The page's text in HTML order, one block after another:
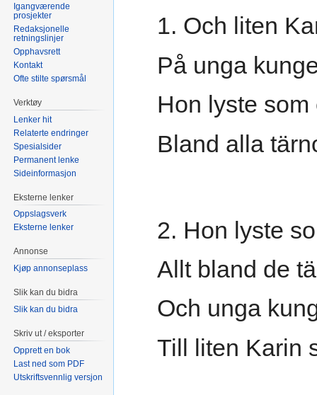
1. Och liten
På unga
Hon lyste som
Bland alla
2. Hon lyste
Allt bland de
Och unga
Till liten Karin
Igangværende
prosjekter
Redaksjonelle
retningslinjer
Opphavsrett
Kontakt
Ofte stilte spørsmål
Verktøy
Lenker hit
Relaterte endringer
Spesialsider
Permanent lenke
Sideinformasjon
Eksterne lenker
Oppslagsverk
Eksterne lenker
Annonse
Kjøp annonseplass
Slik kan du bidra
Slik kan du bidra
Skriv ut / eksporter
Opprett en bok
Last ned som PDF
Utskriftsvennlig versjon